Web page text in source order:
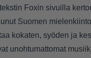
Foxin sivuilla
Suomen
kokaten, syöden ja
unohtumattomat